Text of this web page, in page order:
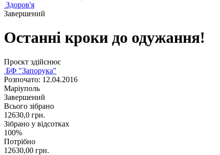
Здоров'я
Завершений
Останні кроки до одужання!
Проєкт здійснює
БФ "Запорука"
Розпочато: 12.04.2016
Маріуполь
Завершений
Всього зібрано
12630,0 грн.
Зібрано у відсотках
100%
Потрібно
12630,00 грн.